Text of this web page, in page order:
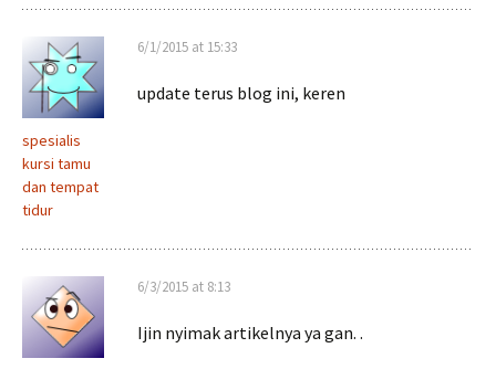
spesialis
kursi tamu
dan tempat
tidur
6/1/2015 at 15:33
update terus blog ini, keren
6/3/2015 at 8:13
Ijin nyimak artikelnya ya gan. .